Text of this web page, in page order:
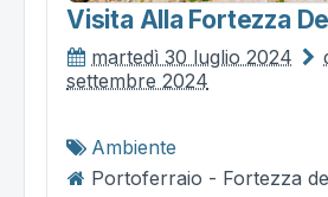
Visita Alla Fortezza
martedì 30 luglio 2024
settembre 2024
Ambiente
Portoferraio - Fortezza